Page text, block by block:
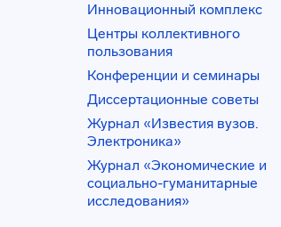
Инновационный комплекс
Центры коллективного
пользования
Конференции и семинары
Диссертационные советы
Журнал «Известия вузов.
Электроника»
Журнал «Экономические и
социально-гуманитарные
исследования»